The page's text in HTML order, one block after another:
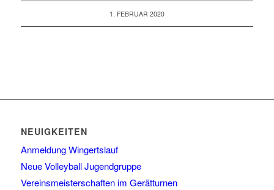
1. FEBRUAR 2020
NEUIGKEITEN
Anmeldung Wingertslauf
Neue Volleyball Jugendgruppe
Vereinsmeisterschaften im Gerätturnen